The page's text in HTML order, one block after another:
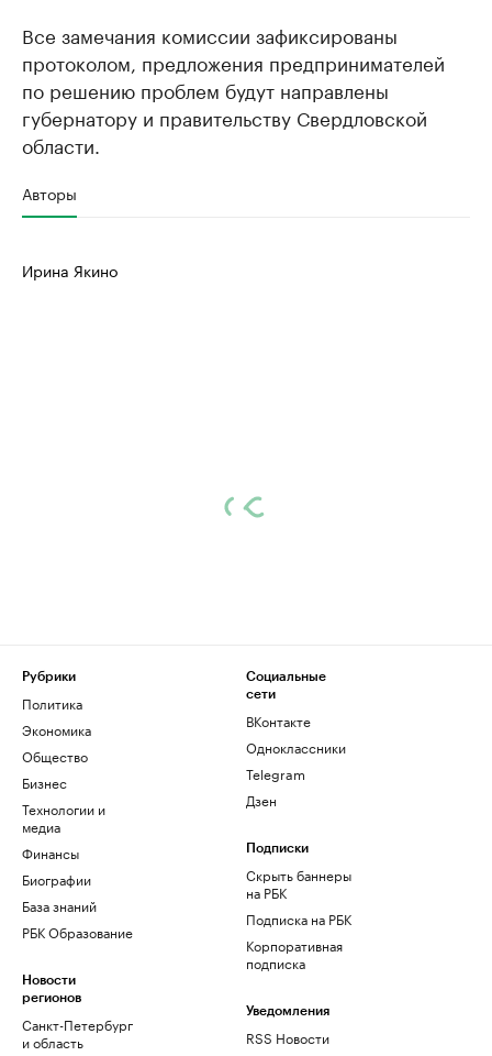
Все замечания комиссии зафиксированы
протоколом, предложения предпринимателей
по решению проблем будут направлены
губернатору и правительству Свердловской
области.
Авторы
Ирина Якино
Рубрики
Политика
Экономика
Общество
Бизнес
Технологии и
медиа
Финансы
Биографии
База знаний
РБК Образование
Новости
регионов
Санкт-Петербург
и область
Социальные
сети
ВКонтакте
Одноклассники
Telegram
Дзен
Подписки
Скрыть баннеры
на РБК
Подписка на РБК
Корпоративная
подписка
Уведомления
RSS Новости